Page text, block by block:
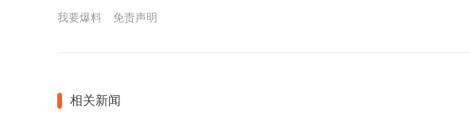
我要爆料 免责声明
相关新闻